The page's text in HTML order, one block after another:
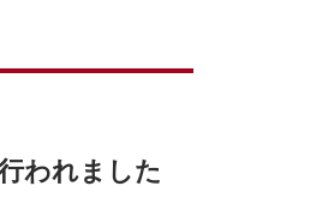
われました